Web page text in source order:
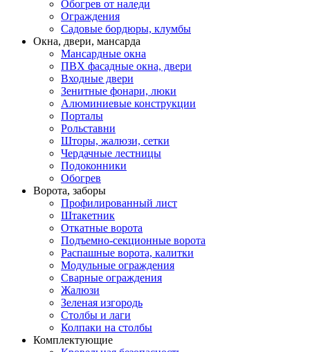
Обогрев от наледи
Ограждения
Садовые бордюры, клумбы
Окна, двери, мансарда
Мансардные окна
ПВХ фасадные окна, двери
Входные двери
Зенитные фонари, люки
Алюминиевые конструкции
Порталы
Рольставни
Шторы, жалюзи, сетки
Чердачные лестницы
Подоконники
Обогрев
Ворота, заборы
Профилированный лист
Штакетник
Откатные ворота
Подъемно-секционные ворота
Распашные ворота, калитки
Модульные ограждения
Сварные ограждения
Жалюзи
Зеленая изгородь
Столбы и лаги
Колпаки на столбы
Комплектующие